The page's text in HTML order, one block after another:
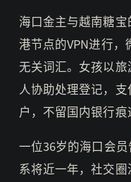
海口金主与越南糖
港节点的VPN进行
无关词汇。女孩以
人协助处理登记，
户，不留国内银行痕
一位36岁的海口会
系将近一年，社交